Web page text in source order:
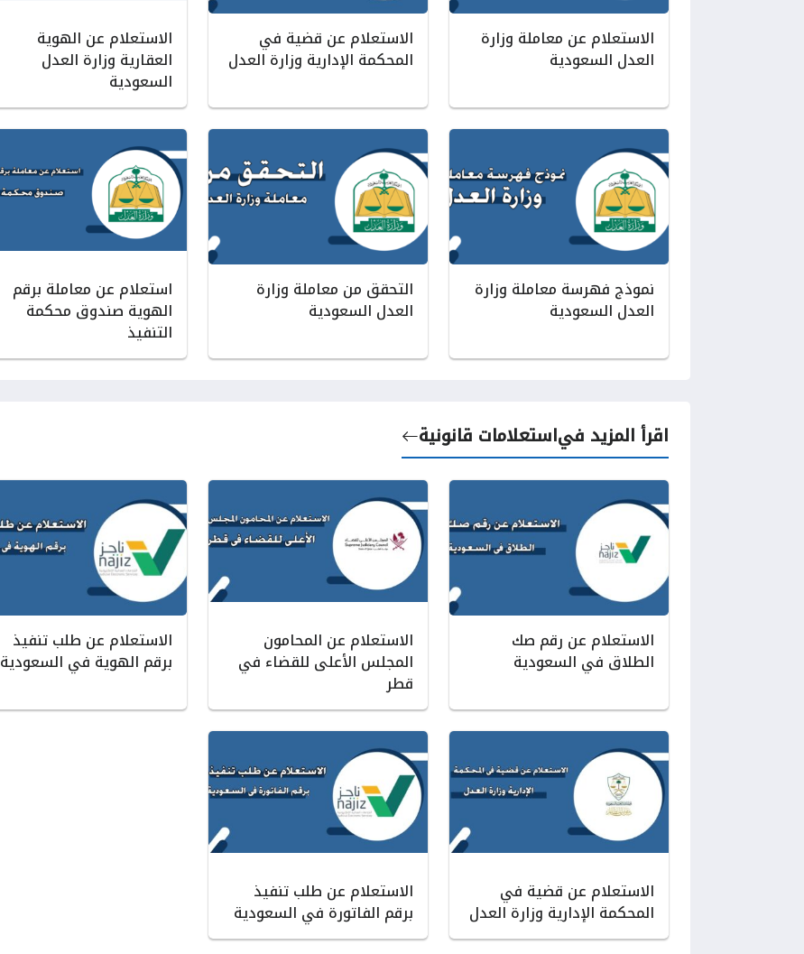
الاستعلام عن معاملة وزارة
العدل السعودية
الاستعلام عن قضية في
المحكمة الإدارية وزارة العدل
الاستعلام عن الهوية
العقارية وزارة العدل
السعودية
نموذج فهرسة معاملة وزارة
العدل السعودية
التحقق من معاملة وزارة
العدل السعودية
استعلام عن معاملة برقم
الهوية صندوق محكمة
التنفيذ
اقرأ المزيد فياستعلامات قانونية
الاستعلام عن رقم صك
الطلاق في السعودية
الاستعلام عن المحامون
المجلس الأعلى للقضاء في
قطر
الاستعلام عن طلب تنفيذ
برقم الهوية في السعودية
الاستعلام عن قضية في
المحكمة الإدارية وزارة العدل
الاستعلام عن طلب تنفيذ
برقم الفاتورة في السعودية